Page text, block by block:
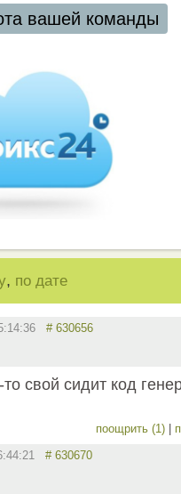
вашей команды
, по дате
# 630656
свой сидит код
поощрить (1)
# 630670